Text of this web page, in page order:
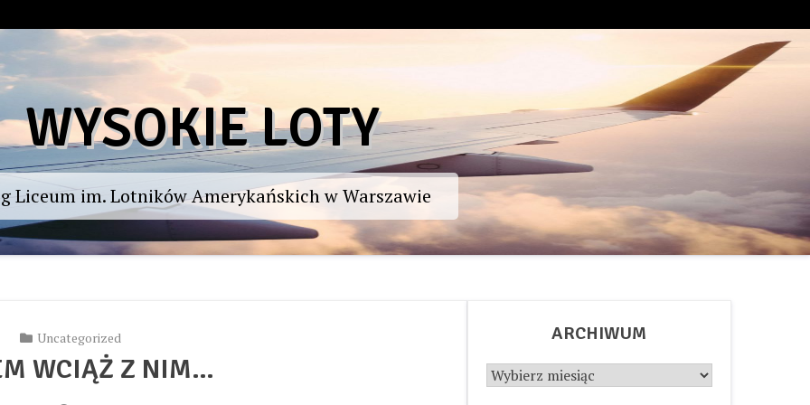
WYSOKIE LOTY
Liceum im. Lotników Amerykańskich w Warszawie
Uncategorized
WCIĄŻ Z NIM…
ARCHIWUM
Archiwum